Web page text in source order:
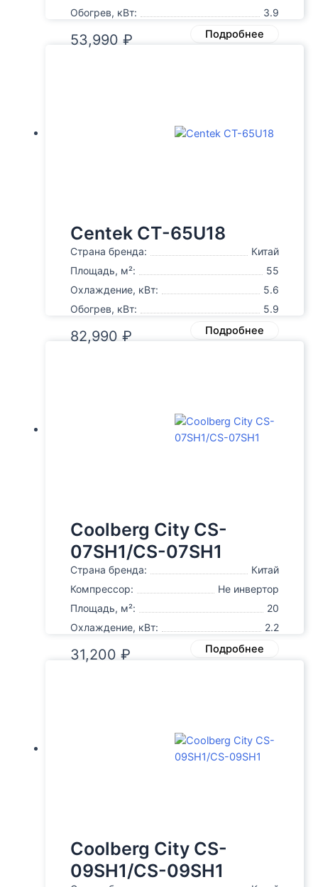
Обогрев, кВт:
3.9
53,990 ₽ Подробнее
Centek CT-65U18
Страна бренда:
Китай
Площадь, м²:
55
Охлаждение, кВт:
5.6
Обогрев, кВт:
5.9
82,990 ₽ Подробнее
Coolberg City CS-
07SH1/CS-07SH1
Страна бренда:
Китай
Компрессор:
Не инвертор
Площадь, м²:
20
Охлаждение, кВт:
2.2
31,200 ₽ Подробнее
Coolberg City CS-
09SH1/CS-09SH1